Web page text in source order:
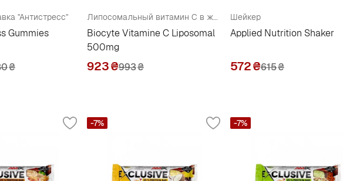
"Антистресс"
Gummies
₴
Липосомальный витамин С в желейных капсулах
Biocyte Vitamine C Liposomal
500mg
923₴993₴
Шейкер
Applied Nutrition Shaker
572₴615₴
-7% -7%